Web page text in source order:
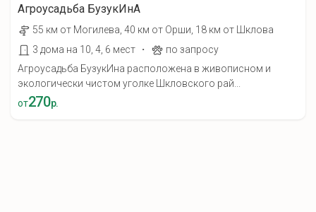
Агроусадьба БузукИнА
55 км от Могилева, 40 км от Орши, 18 км от Шклова
3 дома на 10, 4, 6 мест
·
по запросу
Агроусадьба БузукИна расположена в живописном и
экологически чистом уголке Шкловского рай...
от270р.